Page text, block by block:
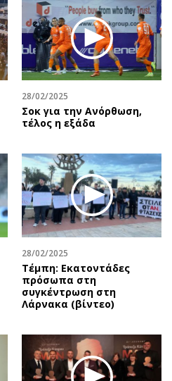
28/02/2025
Σοκ για την Ανόρθωση,
τέλος η εξάδα
28/02/2025
Τέμπη: Εκατοντάδες
πρόσωπα στη
συγκέντρωση στη
Λάρνακα (βίντεο)